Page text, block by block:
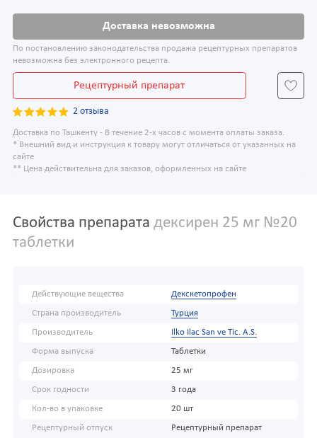
Доставка невозможна
По постановлению законодательства продажа рецептурных препаратов
невозможна без электронного рецепта.
Рецептурный препарат
2 отзыва
Доставка по Ташкенту - В течение 2-х часов с момента оплаты заказа.
* Внешний вид и инструкция к товару могут отличаться от указанных на
сайте
** Цена действительна для заказов, оформленных на сайте
Свойства препарата дексирен 25 мг №20
таблетки
Действующие вещества Декскетопрофен
Страна производитель Турция
Производитель Ilko Ilac San ve Tic. A.S.
Форма выпуска Таблетки
Дозировка 25 мг
Срок годности 3 года
Кол-во в упаковке 20 шт
Рецептурный отпуск Рецептурный препарат